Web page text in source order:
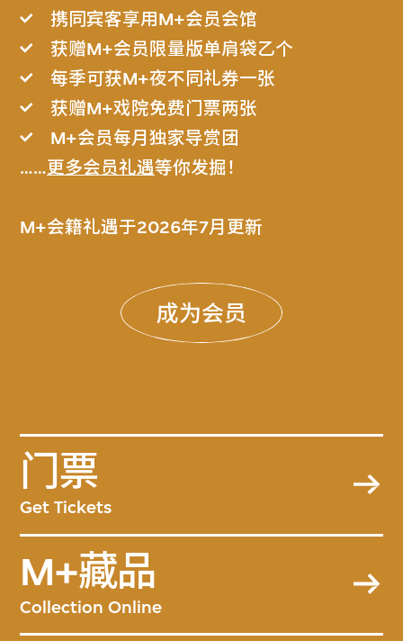
携同宾客享用M+会员会馆
获赠M+会员限量版单肩袋乙个
每季可获M+夜不同礼券一张
获赠M+戏院免费门票两张
M+会员每月独家导赏团
……更多会员礼遇等你发掘！
M+会籍礼遇于2026年7月更新
成为会员
门票
Get Tickets
M+藏品
Collection Online